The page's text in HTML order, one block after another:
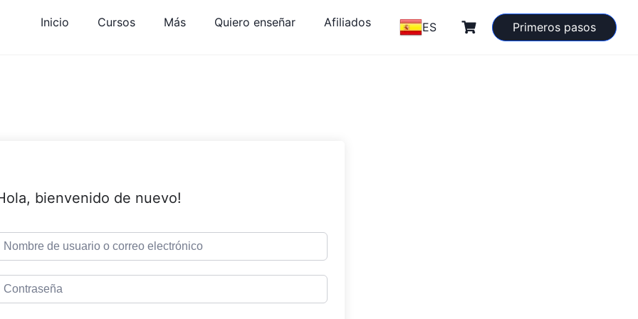
Inicio Cursos Más Quiero enseñar Afiliados ES Primeros pasos
bienvenido de nuevo!